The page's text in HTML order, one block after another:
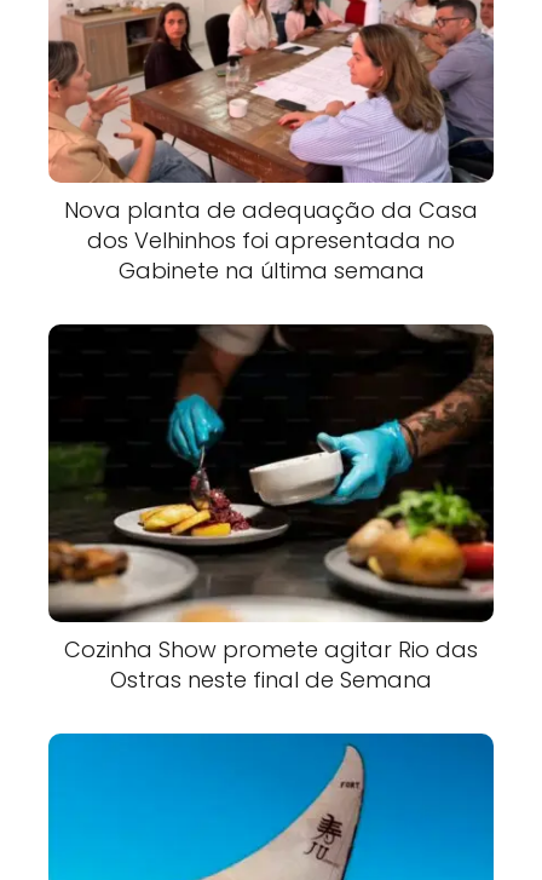
Nova planta de adequação da Casa
dos Velhinhos foi apresentada no
Gabinete na última semana
Cozinha Show promete agitar Rio das
Ostras neste final de Semana